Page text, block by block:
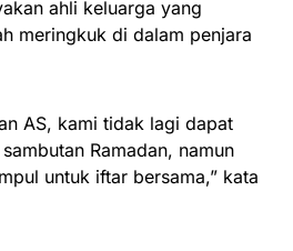
ahli keluarga yang
meringkuk di dalam penjara
AS, kami tidak lagi dapat
Ramadan, namun
untuk iftar bersama,” kata